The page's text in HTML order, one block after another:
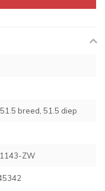
breed, 51.5 diep
ZW